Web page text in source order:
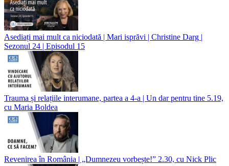
Asediați mai mult ca niciodată | Mari isprăvi | Christine Darg |
Sezonul 24 | Episodul 15
Trauma și relațiile interumane, partea a 4-a | Un dar pentru tine 5.19,
cu Maria Boldea
Revenirea în România | „Dumnezeu vorbește!” 2.30, cu Nick Plic